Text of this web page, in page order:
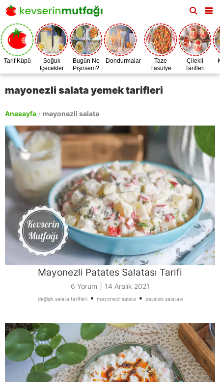
Tarif Küpü
Soğuk
İçecekler
Bugün Ne
Pişirsem?
Dondurmalar
Taze
Fasulye
Zamanı
Çilekli
Tarifleri
mayonezli salata yemek tarifleri
Anasayfa / mayonezli salata
Mayonezli Patates Salatası Tarifi
6 Yorum 14 Aralık 2021
değişik salata tarifleri• mayonezli salata • patates salatası